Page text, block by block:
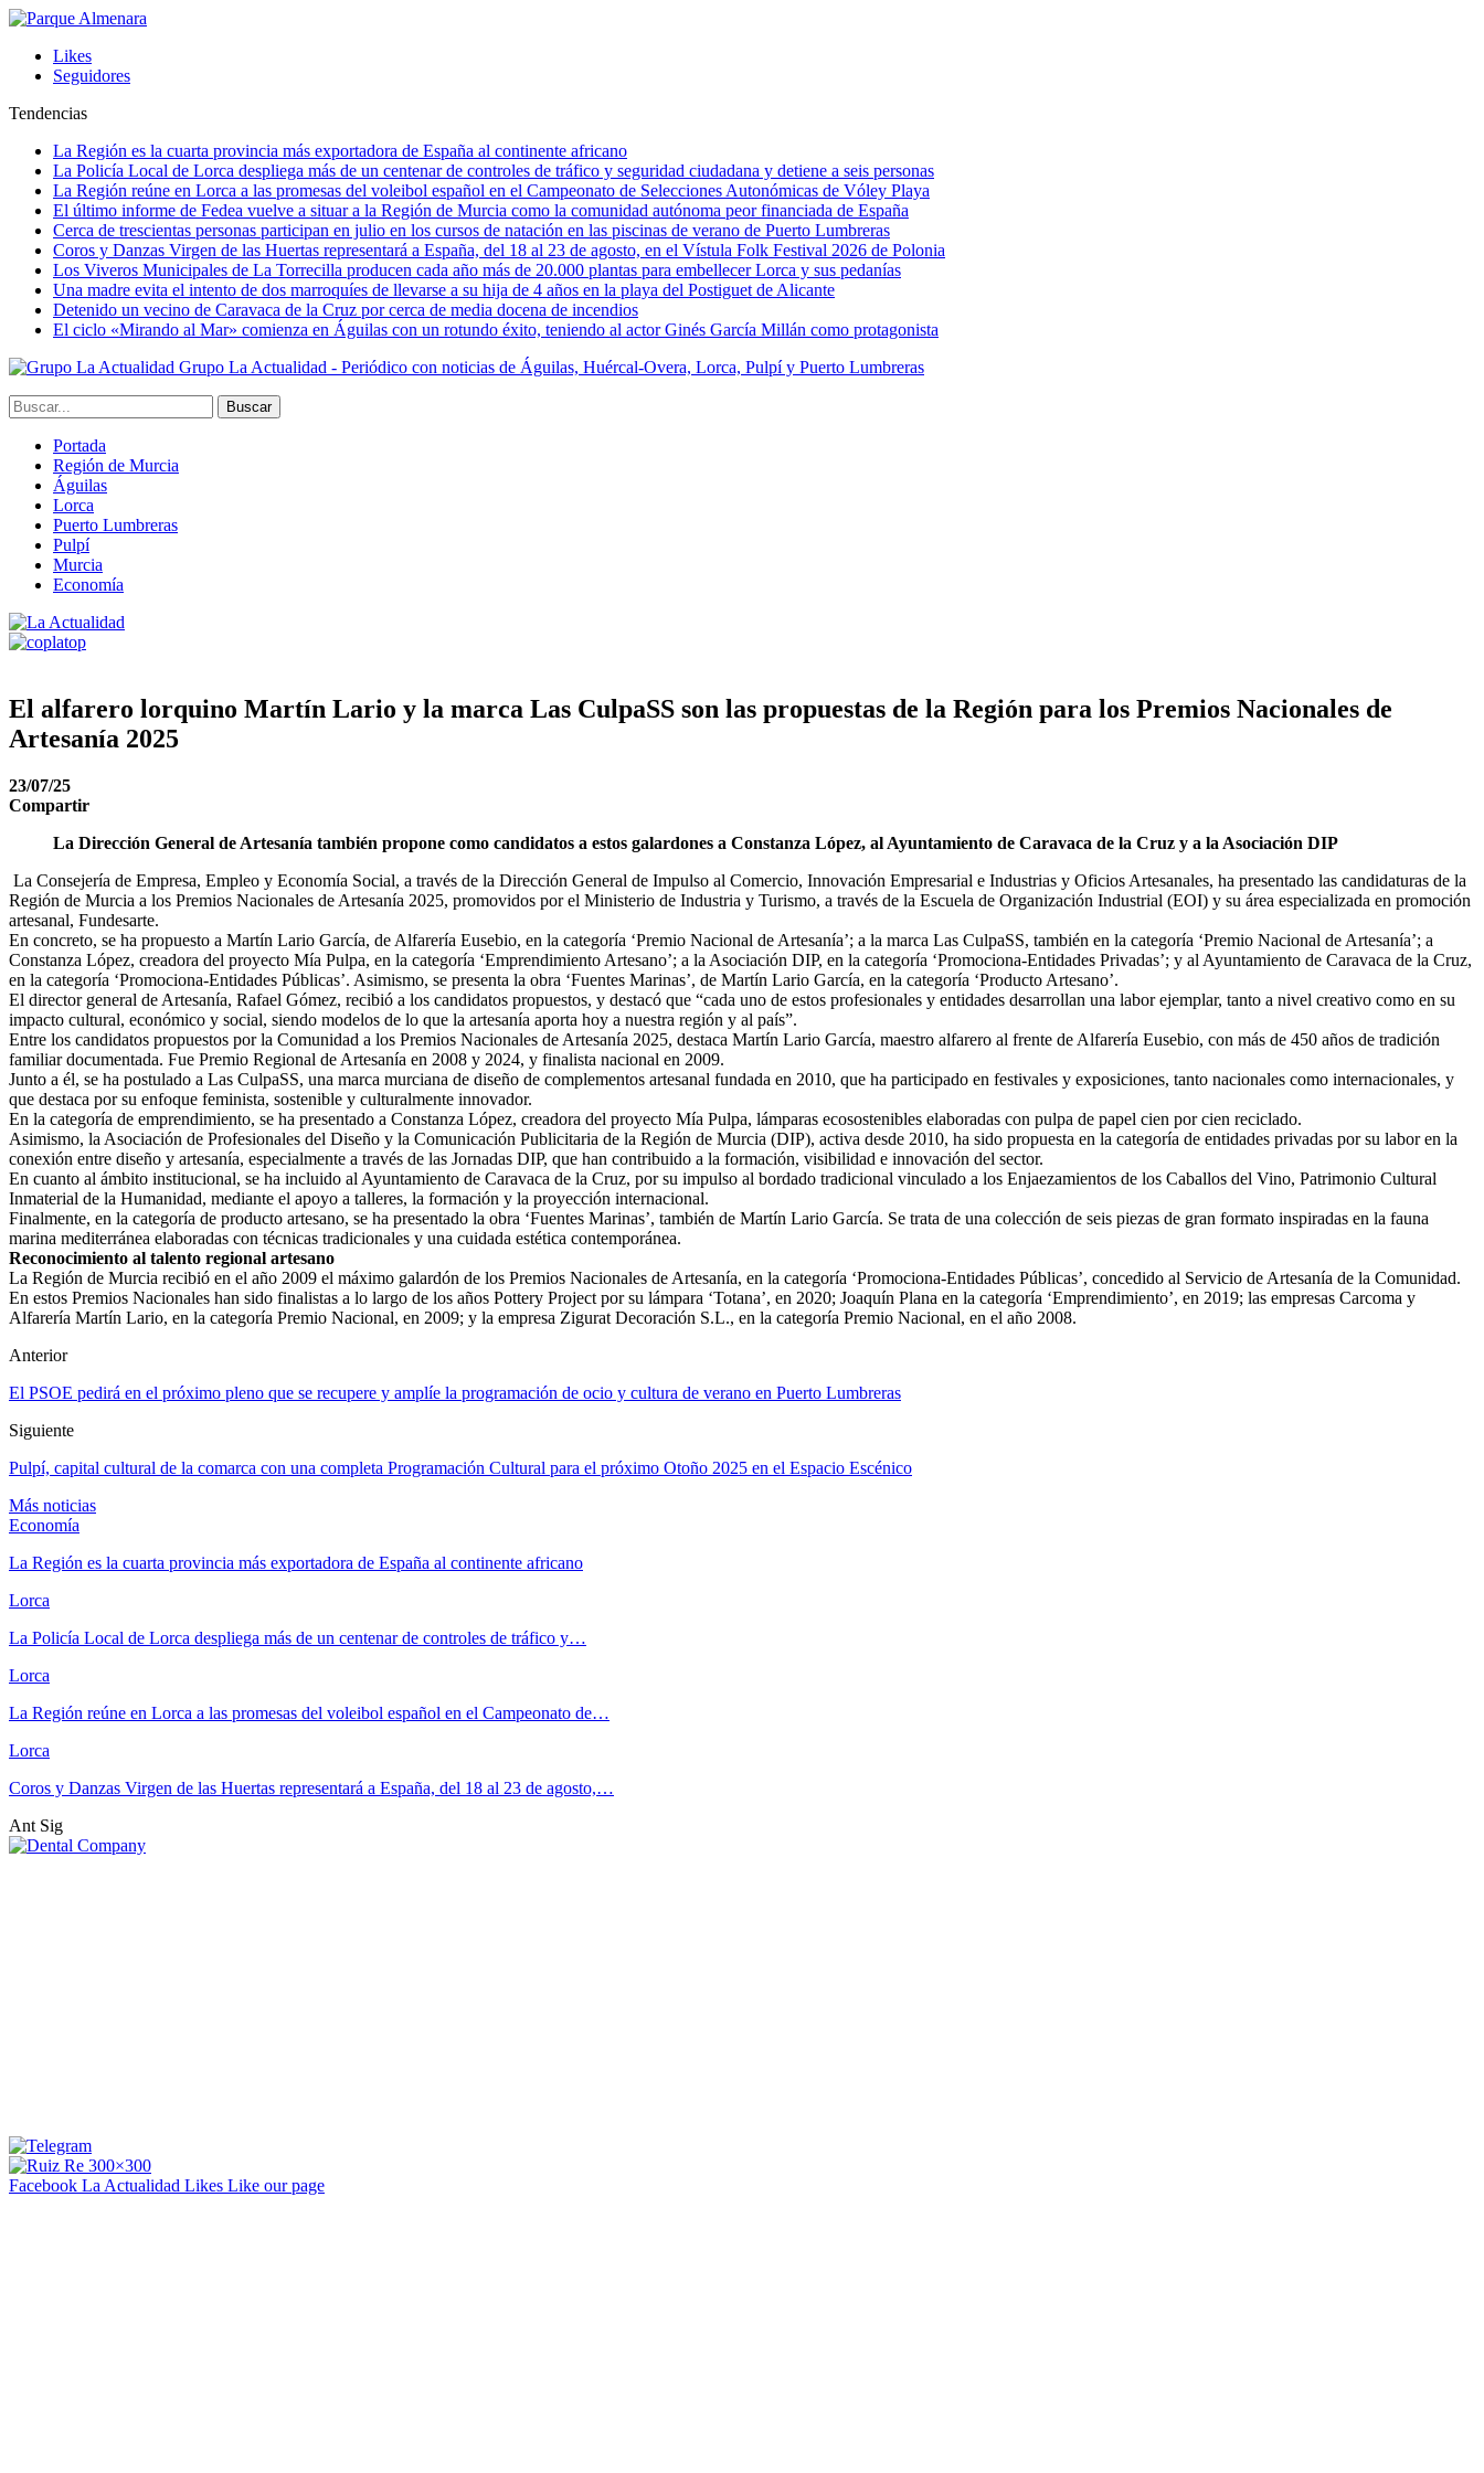
Likes
Seguidores
Tendencias
La Región es la cuarta provincia más exportadora de España al continente africano
La Policía Local de Lorca despliega más de un centenar de controles de tráfico y seguridad ciudadana y detiene a seis personas
La Región reúne en Lorca a las promesas del voleibol español en el Campeonato de Selecciones Autonómicas de Vóley Playa
El último informe de Fedea vuelve a situar a la Región de Murcia como la comunidad autónoma peor financiada de España
Cerca de trescientas personas participan en julio en los cursos de natación en las piscinas de verano de Puerto Lumbreras
Coros y Danzas Virgen de las Huertas representará a España, del 18 al 23 de agosto, en el Vístula Folk Festival 2026 de Polonia
Los Viveros Municipales de La Torrecilla producen cada año más de 20.000 plantas para embellecer Lorca y sus pedanías
Una madre evita el intento de dos marroquíes de llevarse a su hija de 4 años en la playa del Postiguet de Alicante
Detenido un vecino de Caravaca de la Cruz por cerca de media docena de incendios
El ciclo «Mirando al Mar» comienza en Águilas con un rotundo éxito, teniendo al actor Ginés García Millán como protagonista
Grupo La Actualidad - Periódico con noticias de Águilas, Huércal-Overa, Lorca, Pulpí y Puerto Lumbreras
Portada
Región de Murcia
Águilas
Lorca
Puerto Lumbreras
Pulpí
Murcia
Economía
El alfarero lorquino Martín Lario y la marca Las CulpaSS son las propuestas de la Región para los Premios Nacionales de
Artesanía 2025
23/07/25
Compartir
La Dirección General de Artesanía también propone como candidatos a estos galardones a Constanza López, al Ayuntamiento de Caravaca de la Cruz y a la Asociación DIP
La Consejería de Empresa, Empleo y Economía Social, a través de la Dirección General de Impulso al Comercio, Innovación Empresarial e Industrias y Oficios Artesanales, ha presentado las candidaturas de la
Región de Murcia a los Premios Nacionales de Artesanía 2025, promovidos por el Ministerio de Industria y Turismo, a través de la Escuela de Organización Industrial (EOI) y su área especializada en promoción
artesanal, Fundesarte.
En concreto, se ha propuesto a Martín Lario García, de Alfarería Eusebio, en la categoría ‘Premio Nacional de Artesanía’; a la marca Las CulpaSS, también en la categoría ‘Premio Nacional de Artesanía’; a
Constanza López, creadora del proyecto Mía Pulpa, en la categoría ‘Emprendimiento Artesano’; a la Asociación DIP, en la categoría ‘Promociona-Entidades Privadas’; y al Ayuntamiento de Caravaca de la Cruz,
en la categoría ‘Promociona-Entidades Públicas’. Asimismo, se presenta la obra ‘Fuentes Marinas’, de Martín Lario García, en la categoría ‘Producto Artesano’.
El director general de Artesanía, Rafael Gómez, recibió a los candidatos propuestos, y destacó que “cada uno de estos profesionales y entidades desarrollan una labor ejemplar, tanto a nivel creativo como en su
impacto cultural, económico y social, siendo modelos de lo que la artesanía aporta hoy a nuestra región y al país”.
Entre los candidatos propuestos por la Comunidad a los Premios Nacionales de Artesanía 2025, destaca Martín Lario García, maestro alfarero al frente de Alfarería Eusebio, con más de 450 años de tradición
familiar documentada. Fue Premio Regional de Artesanía en 2008 y 2024, y finalista nacional en 2009.
Junto a él, se ha postulado a Las CulpaSS, una marca murciana de diseño de complementos artesanal fundada en 2010, que ha participado en festivales y exposiciones, tanto nacionales como internacionales, y
que destaca por su enfoque feminista, sostenible y culturalmente innovador.
En la categoría de emprendimiento, se ha presentado a Constanza López, creadora del proyecto Mía Pulpa, lámparas ecosostenibles elaboradas con pulpa de papel cien por cien reciclado.
Asimismo, la Asociación de Profesionales del Diseño y la Comunicación Publicitaria de la Región de Murcia (DIP), activa desde 2010, ha sido propuesta en la categoría de entidades privadas por su labor en la
conexión entre diseño y artesanía, especialmente a través de las Jornadas DIP, que han contribuido a la formación, visibilidad e innovación del sector.
En cuanto al ámbito institucional, se ha incluido al Ayuntamiento de Caravaca de la Cruz, por su impulso al bordado tradicional vinculado a los Enjaezamientos de los Caballos del Vino, Patrimonio Cultural
Inmaterial de la Humanidad, mediante el apoyo a talleres, la formación y la proyección internacional.
Finalmente, en la categoría de producto artesano, se ha presentado la obra ‘Fuentes Marinas’, también de Martín Lario García. Se trata de una colección de seis piezas de gran formato inspiradas en la fauna
marina mediterránea elaboradas con técnicas tradicionales y una cuidada estética contemporánea.
Reconocimiento al talento regional artesano
La Región de Murcia recibió en el año 2009 el máximo galardón de los Premios Nacionales de Artesanía, en la categoría ‘Promociona-Entidades Públicas’, concedido al Servicio de Artesanía de la Comunidad.
En estos Premios Nacionales han sido finalistas a lo largo de los años Pottery Project por su lámpara ‘Totana’, en 2020; Joaquín Plana en la categoría ‘Emprendimiento’, en 2019; las empresas Carcoma y
Alfarería Martín Lario, en la categoría Premio Nacional, en 2009; y la empresa Zigurat Decoración S.L., en la categoría Premio Nacional, en el año 2008.
Anterior
El PSOE pedirá en el próximo pleno que se recupere y amplíe la programación de ocio y cultura de verano en Puerto Lumbreras
Siguiente
Pulpí, capital cultural de la comarca con una completa Programación Cultural para el próximo Otoño 2025 en el Espacio Escénico
Más noticias
Economía
La Región es la cuarta provincia más exportadora de España al continente africano
Lorca
La Policía Local de Lorca despliega más de un centenar de controles de tráfico y…
Lorca
La Región reúne en Lorca a las promesas del voleibol español en el Campeonato de…
Lorca
Coros y Danzas Virgen de las Huertas representará a España, del 18 al 23 de agosto,…
Ant Sig
Facebook La Actualidad Likes Like our page